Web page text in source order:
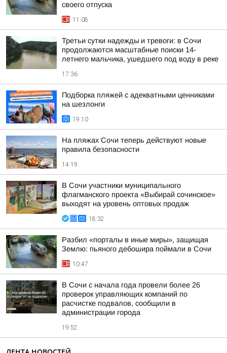
своего отпуска
11:08
Третьи сутки надежды и тревоги: в Сочи
продолжаются масштабные поиски 14-
летнего мальчика, ушедшего под воду в реке
17:36
Подборка пляжей с адекватными ценниками
на шезлонги
19:10
На пляжах Сочи теперь действуют новые
правила безопасности
14:19
В Сочи участники муниципального
флагманского проекта «Выбирай сочинское»
выходят на уровень оптовых продаж
18:32
Разбил «порталы в иные миры», защищая
Землю: пьяного дебошира поймали в Сочи
10:47
В Сочи с начала года провели более 26
проверок управляющих компаний по
расчистке подвалов, сообщили в
администрации города
19:52